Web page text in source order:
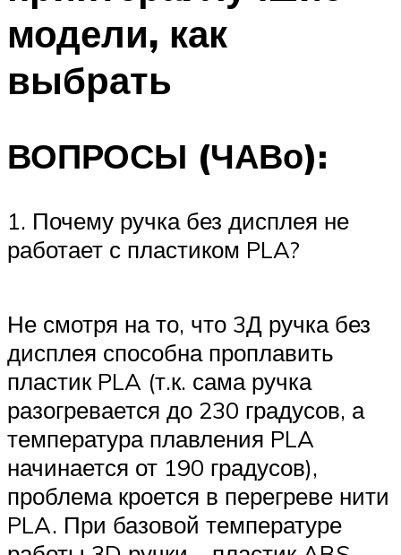
модели, как
выбрать
ВОПРОСЫ (ЧАВо):
1. Почему ручка без дисплея не
работает с пластиком PLA?
Не смотря на то, что 3Д ручка без
дисплея способна проплавить
пластик PLA (т.к. сама ручка
разогревается до 230 градусов, а
температура плавления PLA
начинается от 190 градусов),
проблема кроется в перегреве нити
PLA. При базовой температуре